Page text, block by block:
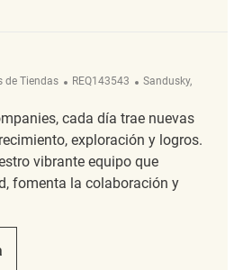
de Tiendas ReqId
REQ143543 Ubicación
Sandusky,
cada día trae nuevas
exploración y logros.
vibrante equipo que
fomenta la colaboración y